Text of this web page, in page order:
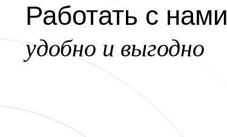
Работать с нами
удобно и выгодно